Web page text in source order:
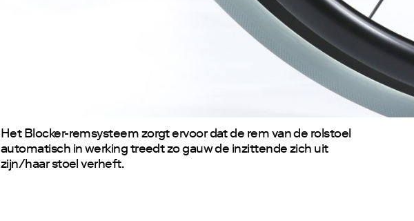
Het Blocker-remsysteem zorgt ervoor dat de rem van de rolstoel
automatisch in werking treedt zo gauw de inzittende zich uit
zijn/haar stoel verheft.